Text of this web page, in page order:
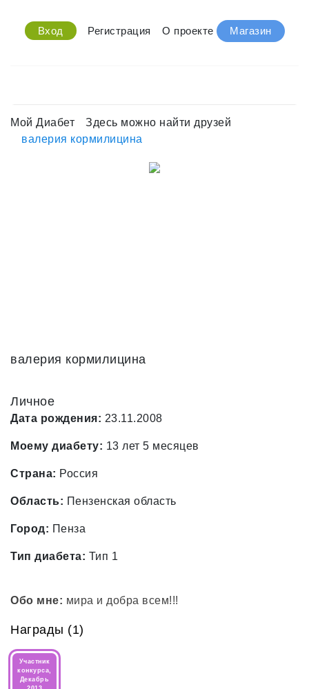
Вход Регистрация О проекте Магазин
Мой Диабет
Здесь можно найти друзей
валерия кормилицина
валерия кормилицина
Личное
Дата рождения: 23.11.2008
Моему диабету: 13 лет 5 месяцев
Страна: Россия
Область: Пензенская область
Город: Пенза
Тип диабета: Тип 1
Обо мне: мира и добра всем!!!
Награды (1)
Участник
конкурса,
Декабрь